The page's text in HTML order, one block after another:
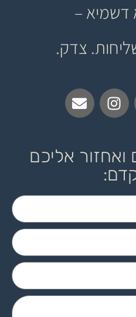
דשמיא –
צדק.
ואחזור אליכם